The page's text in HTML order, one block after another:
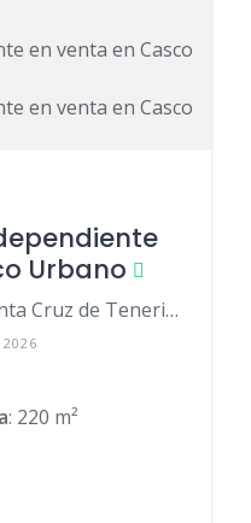
Urbano
Adeje, provincia de Santa Cruz de Tenerife, provincia de Santa Cruz de Tenerife, España
: 220 m²